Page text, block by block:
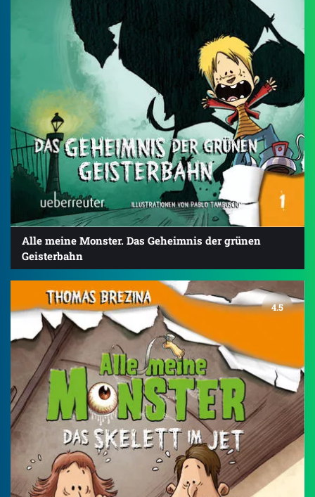
Alle meine Monster. Das Geheimnis der grünen
Geisterbahn
4.5